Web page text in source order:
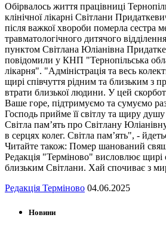
Обірвалось життя працівниці
клінічної лікарні Світлани
після важкої хвороби померла сестра
травматологічного дитячого
пунктом Світлана Юліанівна
повідомили у КНП "Тернопільська
лікарня". "Адміністрація та весь
щирі співчуття рідним та близьким з
втрати близької людини. У цей
Ваше горе, підтримуємо та сумуємо
Господь прийме її світлу та щиру
Світла пам’ять про Світлану
в серцях колег. Світла пам’ять", -
Читайте також: Помер шанований
Редакція "Терміново" висловлює щирі
близьким Світлани. Хай спочиває з
Редакція Терміново 04.06.2025
Новини